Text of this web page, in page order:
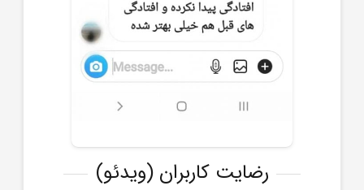
رضایت کاربران (ویدئو)